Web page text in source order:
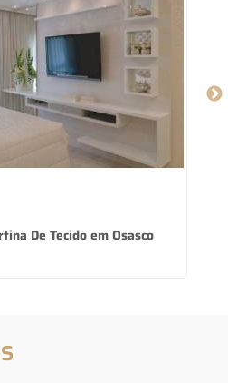
De Tecido em Osasco